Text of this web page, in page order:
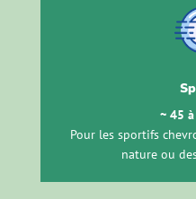
~ 45
Pour les sportifs
nature ou